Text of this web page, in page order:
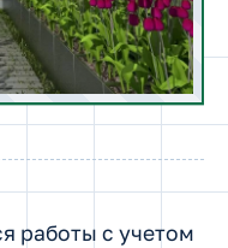
работы с учетом